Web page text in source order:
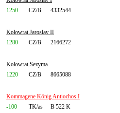
1250
CZ/B 4332544
Kolowrat Jaroslav II
1280
CZ/B 2166272
Kolowrat Sezyma
1220
CZ/B 8665088
Kommagene König Antiochos I
-100
TK/as B 522 K